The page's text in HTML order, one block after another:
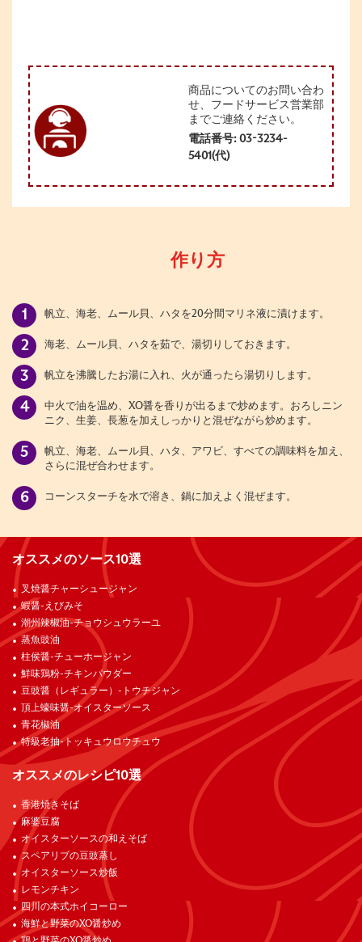
商品についてのお問い合わ
せ、フードサービス営業部
までご連絡ください。
電話番号: 03-3234-
5401(代)
作り方
帆立、海老、ムール貝、ハタを20分間マリネ液に漬けます。
海老、ムール貝、ハタを茹で、湯切りしておきます。
帆立を沸騰したお湯に入れ、火が通ったら湯切りします。
中火で油を温め、XO醤を香りが出るまで炒めます。おろしニン
ニク、生姜、長葱を加えしっかりと混ぜながら炒めます。
帆立、海老、ムール貝、ハタ、アワビ、すべての調味料を加え、
さらに混ぜ合わせます。
コーンスターチを水で溶き、鍋に加えよく混ぜます。
オススメのソース10選
叉焼醤チャーシュージャン
蝦醤-えびみそ
潮州辣椒油-チョウシュウラーユ
蒸魚豉油
柱侯醤-チューホージャン
鮮味鶏粉-チキンパウダー
豆豉醤（レギュラー）-トウチジャン
頂上蠔味醤-オイスターソース
青花椒油
特級老抽-トッキュウロウチュウ
オススメのレシピ10選
香港焼きそば
麻婆豆腐
オイスターソースの和えそば
スペアリブの豆豉蒸し
オイスターソース炒飯
レモンチキン
四川の本式ホイコーロー
海鮮と野菜のXO醤炒め